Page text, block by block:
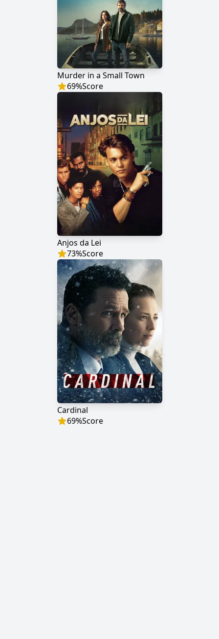
Murder in a Small Town
69%Score
Anjos da Lei
73%Score
Cardinal
69%Score